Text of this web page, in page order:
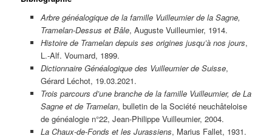
Arbre généalogique de la famille Vuilleumier de la Sagne,
Tramelan-Dessus et Bâle, Auguste Vuilleumier, 1914.
Histoire de Tramelan depuis ses origines jusqu’à nos jours,
L.-Alf. Voumard, 1899.
Dictionnaire Généalogique des Vuilleumier de Suisse,
Gérard Léchot, 19.03.2021.
Trois parcours d’une branche de la famille Vuilleumier, de La
Sagne et de Tramelan, bulletin de la Société neuchâteloise
de généalogie n°22, Jean-Philippe Vuilleumier, 2004.
La Chaux-de-Fonds et les Jurassiens, Marius Fallet, 1931.